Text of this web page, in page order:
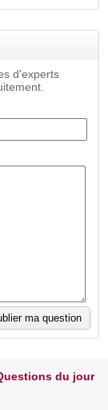
d'experts
du jour